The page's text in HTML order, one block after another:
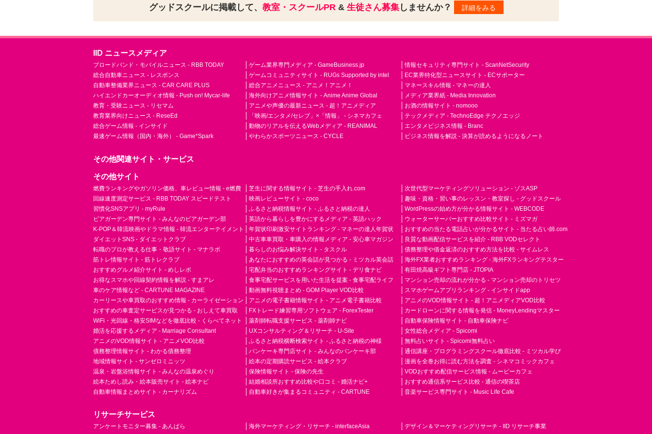
グッドスクールに掲載して、 教室・スクールPR& 生徒さん募集しませんか？ 詳細をみる
IID ニュースメディア
ブロードバンド・モバイルニュース - RBB TODAY
総合自動車ニュース - レスポンス
自動車整備業界ニュース - CAR CARE PLUS
ハイエンドカーオーディオ情報 - Push on! Mycar-life
教育・受験ニュース - リセマム
教育業界向けニュース - ReseEd
総合ゲーム情報 - インサイド
最速ゲーム情報（国内・海外） - Game*Spark
ゲーム業界専門メディア - GameBusiness.jp
ゲームコミュニティサイト - RUGs Supported by intel
総合アニメニュース - アニメ！アニメ！
海外向けアニメ情報サイト - Anime Anime Global
アニメや声優の最新ニュース - 超！アニメディア
「映画/エンタメ/セレブ」×「情報」 - シネマカフェ
動物のリアルを伝えるWebメディア - REANIMAL
やわらかスポーツニュース - CYCLE
情報セキュリティ専門サイト - ScanNetSecurity
EC業界特化型ニュースサイト - ECサポーター
マネースキル情報 - マネーの達人
メディア業界紙 - Media Innovation
お酒の情報サイト - nomooo
テックメディア - TechnoEdge テクノエッジ
エンタメビジネス情報 - Branc
ビジネス情報を解説 - 決算が読めるようになるノート
その他関連サイト・サービス
その他サイト
燃費ランキングやガソリン価格、車レビュー情報 - e燃費
回線速度測定サービス - RBB TODAY スピードテスト
習慣化SNSアプリ - myRule
ビアガーデン専門サイト - みんなのビアガーデン部
K-POP＆韓流映画やドラマ情報 - 韓流エンターテイメント
ダイエットSNS - ダイエットクラブ
転職のプロが教える仕事・敬語サイト - マナラボ
筋トレ情報サイト - 筋トレクラブ
おすすめグルメ紹介サイト - めしレポ
お得なスマホや回線契約情報を解説 - すまアレ
車のケア情報など - CARTUNE MAGAZINE
カーリースや車買取のおすすめ情報 - カーライゼーション
おすすめの車査定サービスが見つかる - おしえて車買取
WiFi・光回線・格安SIMなどを徹底比較 - くらべてネット
婚活を応援するメディア - Marriage Consultant
アニメのVOD情報サイト - アニメVOD比較
債務整理情報サイト - わかる債務整理
地域情報サイト - サンゼロミニッツ
温泉・岩盤浴情報サイト - みんなの温泉めぐり
絵本ためし読み・絵本販売サイト - 絵本ナビ
自動車情報まとめサイト - カーナリズム
芝生に関する情報サイト - 芝生の手入れ.com
映画レビューサイト - coco
ふるさと納税情報サイト - ふるさと納税の達人
英語から暮らしを豊かにするメディア - 英語ハック
年賀状印刷激安サイトランキング - マネーの達人年賀状
中古車車買取・車購入の情報メディア - 安心車マガジン
暮らしのお悩み解決サイト - タスクル
あなたにおすすめの英会話が見つかる - ミツカル英会話
宅配弁当のおすすめランキングサイト - デリ食ナビ
食事宅配サービスを用いた生活を提案 - 食事宅配ライフ
動画無料視聴まとめ - GOM Player VOD比較
アニメの電子書籍情報サイト - アニメ電子書籍比較
FXトレード練習専用ソフトウェア - ForexTester
薬剤師転職支援サービス - 薬剤師ナビ
UXコンサルティング＆リサーチ - U-Site
ふるさと納税横断検索サイト - ふるさと納税の神様
パンケーキ専門店サイト - みんなのパンケーキ部
絵本の定期購読サービス - 絵本クラブ
保険情報サイト - 保険の先生
結婚相談所おすすめ比較や口コミ - 婚活ナビ+
自動車好きが集まるコミュニティ - CARTUNE
次世代型マーケティングソリューション - ゾスASP
趣味・資格・習い事のレッスン・教室探し - グッドスクール
WordPressの始め方が分かる情報サイト - WEBCODE
ウォーターサーバーおすすめ比較サイト - ミズマガ
おすすめの当たる電話占いが分かるサイト - 当たる占い師.com
良質な動画配信サービスを紹介 - RBB VODセレクト
債務整理や借金返済のおすすめ方法を比較 - サイムレス
海外FX業者おすすめランキング - 海外FXランキングテスター
有田焼高級ギフト専門店 - JTOPIA
マンション売却の流れが分かる - マンション売却のトリセツ
スマホゲームアプリランキング - インサイドapp
アニメのVOD情報サイト - 超！アニメディアVOD比較
カードローンに関する情報を発信 - MoneyLendingマスター
自動車保険情報サイト - 自動車保険ナビ
女性総合メディア - Spicomi
無料占いサイト - Spicomi無料占い
通信講座・プログラミングスクール徹底比較 - ミツカル学び
漫画を全巻お得に読む方法を調査 - シネマコミックカフェ
VODおすすめ配信サービス情報 - ムービーカフェ
おすすめ通信系サービス比較 - 通信の喫茶店
音楽サービス専門サイト - Music Life Cafe
リサーチサービス
アンケートモニター募集 - あんぱら 海外マーケティング・リサーチ - interfaceAsia デザイン＆マーケティングリサーチ - IID リサーチ事業